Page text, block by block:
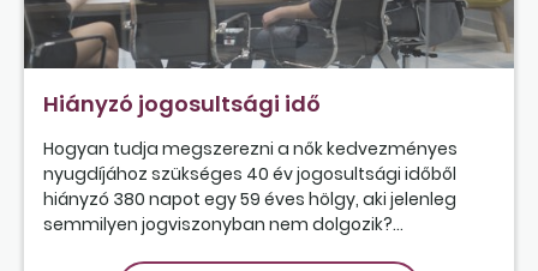
Hiányzó jogosultsági idő
Hogyan tudja megszerezni a nők kedvezményes
nyugdíjához szükséges 40 év jogosultsági időből
hiányzó 380 napot egy 59 éves hölgy, aki jelenleg
semmilyen jogviszonyban nem dolgozik?...